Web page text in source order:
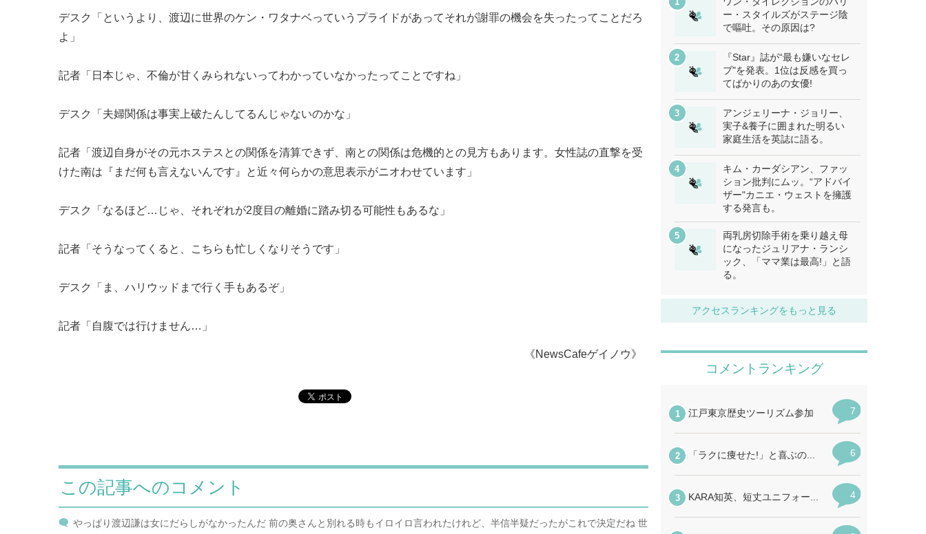
デスク「というより、渡辺に世界のケン・ワタナベっていうプライドがあってそれが謝罪の機会を失ったってことだろ
よ」
記者「日本じゃ、不倫が甘くみられないってわかっていなかったってことですね」
デスク「夫婦関係は事実上破たんしてるんじゃないのかな」
記者「渡辺自身がその元ホステスとの関係を清算できず、南との関係は危機的との見方もあります。女性誌の直撃を受
けた南は『まだ何も言えないんです』と近々何らかの意思表示がニオわせています」
デスク「なるほど…じゃ、それぞれが2度目の離婚に踏み切る可能性もあるな」
記者「そうなってくると、こちらも忙しくなりそうです」
デスク「ま、ハリウッドまで行く手もあるぞ」
記者「自腹では行けません…」
《NewsCafeゲイノウ》
ー・スタイルズがステージ陰
で嘔吐。その原因は?
『Star』誌が“最も嫌いなセレ
ブ"を発表。1位は反感を買っ
てばかりのあの女優!
アンジェリーナ・ジョリー、
実子&養子に囲まれた明るい
家庭生活を英誌に語る。
キム・カーダシアン、ファッ
ション批判にムッ。“アドバイ
ザー"カニエ・ウェストを擁護
する発言も。
両乳房切除手術を乗り越え母
になったジュリアナ・ランシ
ック、「ママ業は最高!」と語
る。
アクセスランキングをもっと見る